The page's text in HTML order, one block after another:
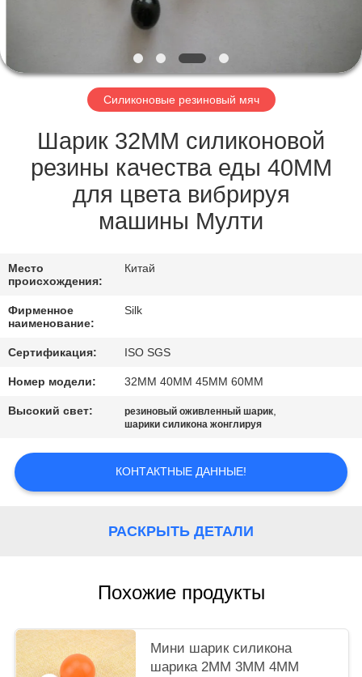
КАЧЕСТВА
СВЯЖИТЕСЬ
МЫ
НОВОСТИ
СЛУЧАИ
СПРОСИТЕ
ЦИТАТУ
КАРТА
PRIVACY
POLICY
Силиконовые резиновый мяч
Шарик 32ММ силиконовой
резины качества еды 40ММ
для цвета вибрируя
машины Мулти
Место
происхождения:
Китай
Фирменное
наименование:
Silk
Сертификация: ISO SGS
Номер модели: 32ММ 40ММ 45ММ 60ММ
Высокий свет: резиновый оживленный шарик,
шарики силикона жонглируя
КОНТАКТНЫЕ ДАННЫЕ!
РАСКРЫТЬ ДЕТАЛИ
Похожие продукты
Мини шарик силикона
шарика 2ММ 3ММ 4ММ